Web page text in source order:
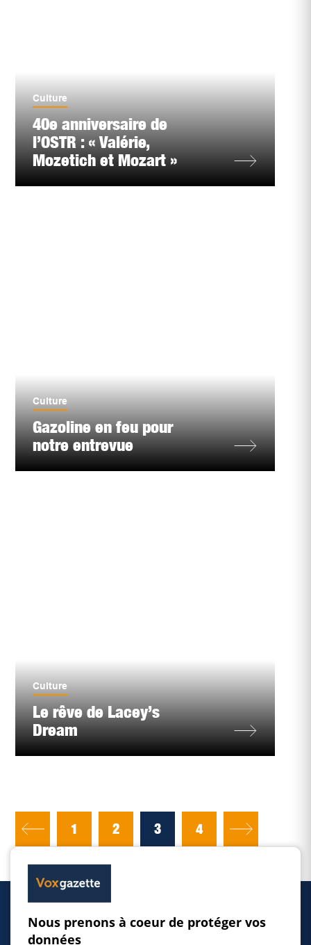
Culture
40e anniversaire de
l’OSTR : « Valérie,
Mozetich et Mozart »
Culture
Gazoline en feu pour
notre entrevue
Culture
Le rêve de Lacey’s
Dream
1 2 3 4
Nous prenons à coeur de protéger vos
données